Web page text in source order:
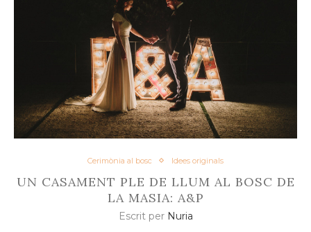
Cerimònia al bosc Idees originals
UN CASAMENT PLE DE LLUM AL BOSC DE
LA MASIA: A&P
Escrit per Nuria